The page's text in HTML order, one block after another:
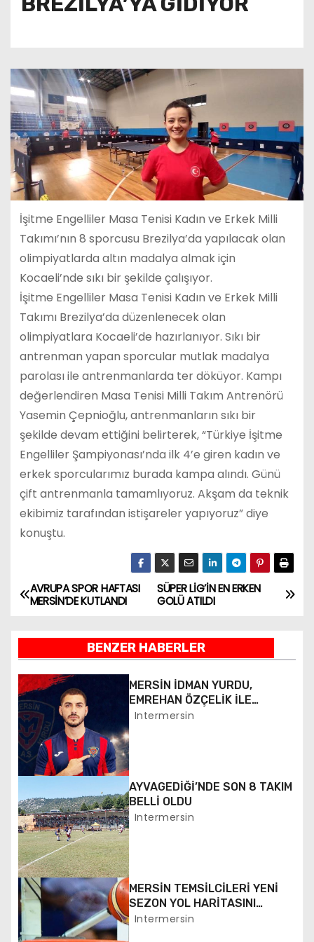
İşitme Engelliler Masa Tenisi Kadın ve Erkek Milli
Takımı’nın 8 sporcusu Brezilya’da yapılacak olan
olimpiyatlarda altın madalya almak için
Kocaeli’nde sıkı bir şekilde çalışıyor.
İşitme Engelliler Masa Tenisi Kadın ve Erkek Milli
Takımı Brezilya’da düzenlenecek olan
olimpiyatlara Kocaeli’de hazırlanıyor. Sıkı bir
antrenman yapan sporcular mutlak madalya
parolası ile antrenmanlarda ter döküyor. Kampı
değerlendiren Masa Tenisi Milli Takım Antrenörü
Yasemin Çepnioğlu, antrenmanların sıkı bir
şekilde devam ettiğini belirterek, “Türkiye İşitme
Engelliler Şampiyonası’nda ilk 4’e giren kadın ve
erkek sporcularımız burada kampa alındı. Günü
çift antrenmanla tamamlıyoruz. Akşam da teknik
ekibimiz tarafından istişareler yapıyoruz” diye
konuştu.
Y
z
ı
g
e
z
i
n
m
e
s
SÜPER LİG’İN EN ERKEN
GOLÜ ATILDI
AVRUPA SPOR HAFTASI
MERSİN’DE KUTLANDI
BENZER HABERLER
MERSİN İDMAN YURDU,
EMREHAN ÖZÇELİK İLE
ANLAŞTI
Intermersin
AYVAGEDİĞİ’NDE SON 8 TAKIM
BELLİ OLDU
Intermersin
MERSİN TEMSİLCİLERİ YENİ
SEZON YOL HARİTASINI
BEKLİYOR
Intermersin